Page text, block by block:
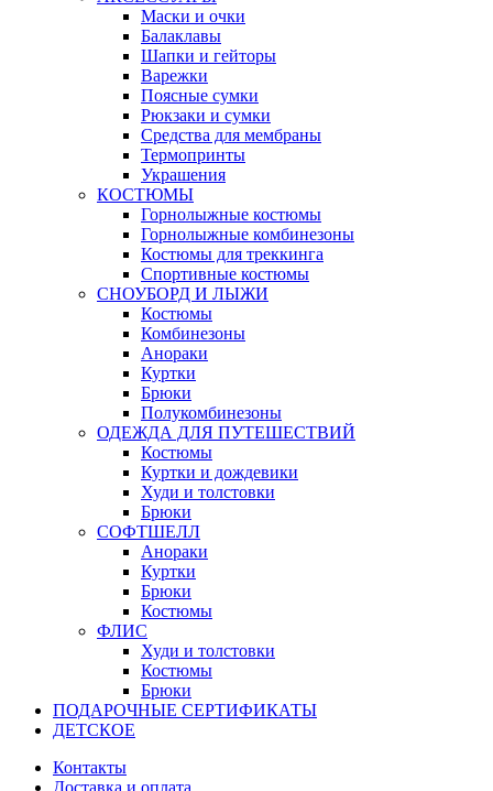
Маски и очки
Балаклавы
Шапки и гейторы
Варежки
Поясные сумки
Рюкзаки и сумки
Средства для мембраны
Термопринты
Украшения
КОСТЮМЫ
Горнолыжные костюмы
Горнолыжные комбинезоны
Костюмы для треккинга
Спортивные костюмы
СНОУБОРД И ЛЫЖИ
Костюмы
Комбинезоны
Анораки
Куртки
Брюки
Полукомбинезоны
ОДЕЖДА ДЛЯ ПУТЕШЕСТВИЙ
Костюмы
Куртки и дождевики
Худи и толстовки
Брюки
СОФТШЕЛЛ
Анораки
Куртки
Брюки
Костюмы
ФЛИС
Худи и толстовки
Костюмы
Брюки
ПОДАРОЧНЫЕ СЕРТИФИКАТЫ
ДЕТСКОЕ
Контакты
Доставка и оплата